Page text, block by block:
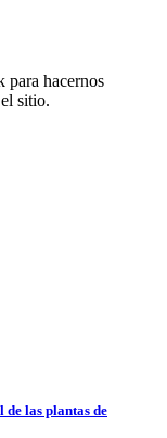
para hacernos
sitio.
de las plantas de